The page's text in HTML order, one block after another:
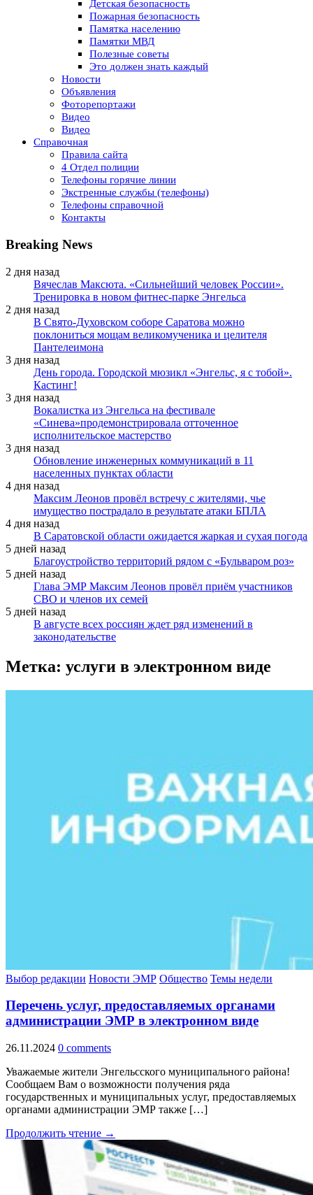
Детская безопасность
Пожарная безопасность
Памятка населению
Памятки МВД
Полезные советы
Это должен знать каждый
Новости
Объявления
Фоторепортажи
Видео
Видео
Справочная
Правила сайта
4 Отдел полиции
Телефоны горячие линии
Экстренные службы (телефоны)
Телефоны справочной
Контакты
Breaking News
2 дня назад
Вячеслав Максюта. «Сильнейший человек России».
Тренировка в новом фитнес-парке Энгельса
2 дня назад
В Свято-Духовском соборе Саратова можно
поклониться мощам великомученика и целителя
Пантелеимона
3 дня назад
День города. Городской мюзикл «Энгельс, я с тобой».
Кастинг!
3 дня назад
Вокалистка из Энгельса на фестивале
«Синева»продемонстрировала отточенное
исполнительское мастерство
3 дня назад
Обновление инженерных коммуникаций в 11
населенных пунктах области
4 дня назад
Максим Леонов провёл встречу с жителями, чье
имущество пострадало в результате атаки БПЛА
4 дня назад
В Саратовской области ожидается жаркая и сухая погода
5 дней назад
Благоустройство территорий рядом с «Бульваром роз»
5 дней назад
Глава ЭМР Максим Леонов провёл приём участников
СВО и членов их семей
5 дней назад
В августе всех россиян ждет ряд изменений в
законодательстве
Метка: услуги в электронном виде
Выбор редакции Новости ЭМР Общество Темы недели
Перечень услуг, предоставляемых органами
администрации ЭМР в электронном виде
26.11.2024 0 comments
Уважаемые жители Энгельсского муниципального района!
Сообщаем Вам о возможности получения ряда
государственных и муниципальных услуг, предоставляемых
органами администрации ЭМР также […]
Продолжить чтение →